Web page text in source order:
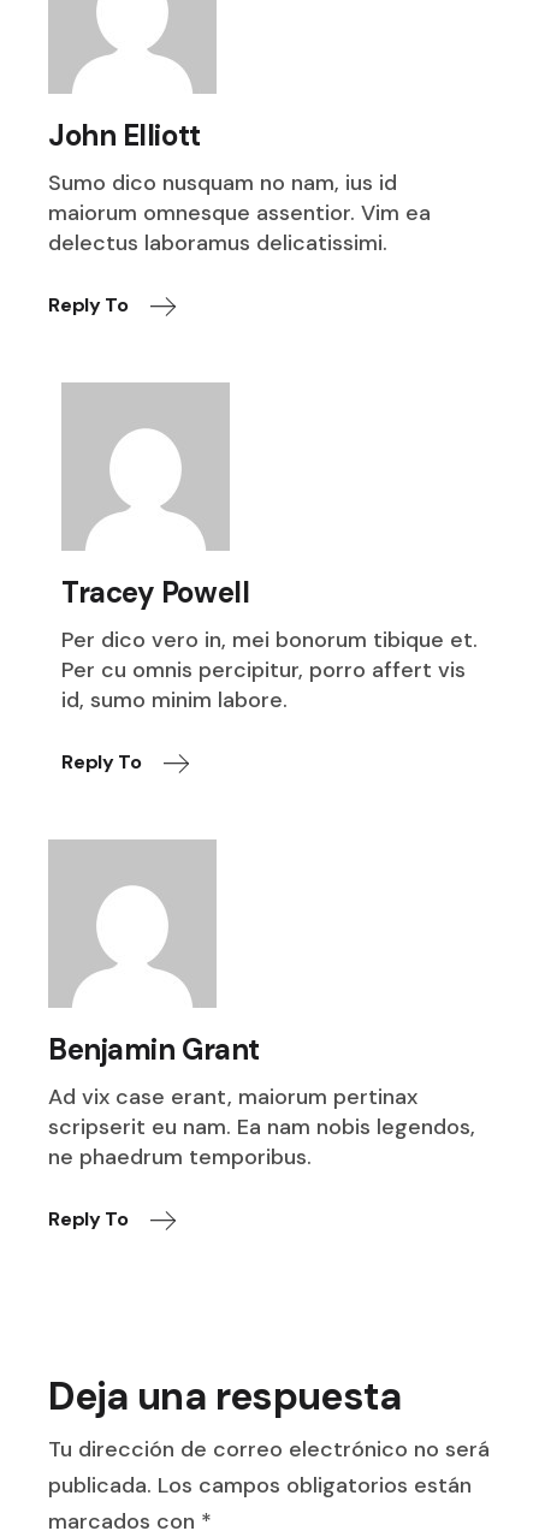
John Elliott
Sumo dico nusquam no nam, ius id
maiorum omnesque assentior. Vim ea
delectus laboramus delicatissimi.
Reply To
Tracey Powell
Per dico vero in, mei bonorum tibique et.
Per cu omnis percipitur, porro affert vis
id, sumo minim labore.
Reply To
Benjamin Grant
Ad vix case erant, maiorum pertinax
scripserit eu nam. Ea nam nobis legendos,
ne phaedrum temporibus.
Reply To
Deja una respuesta
Tu dirección de correo electrónico no será
publicada. Los campos obligatorios están
marcados con *